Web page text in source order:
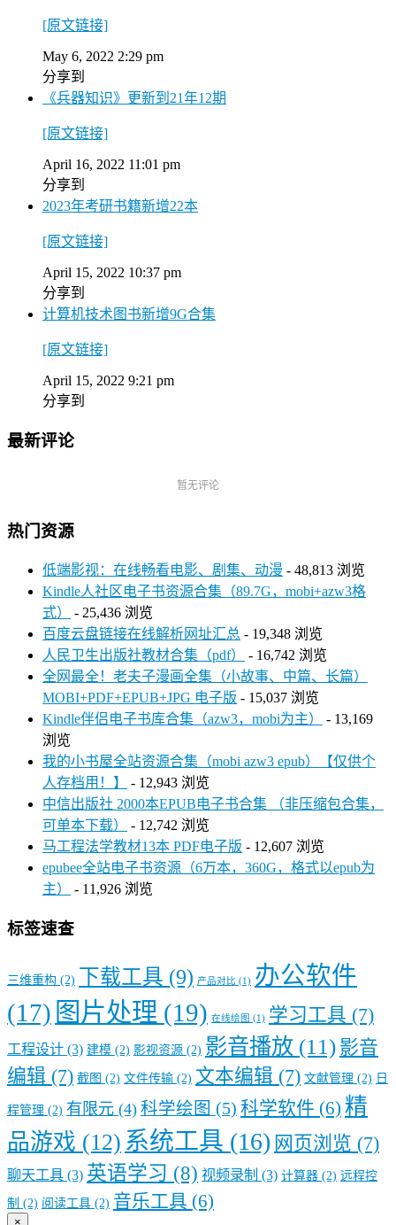
[原文链接]
May 6, 2022 2:29 pm
分享到
《兵器知识》更新到21年12期
[原文链接]
April 16, 2022 11:01 pm
分享到
2023年考研书籍新增22本
[原文链接]
April 15, 2022 10:37 pm
分享到
计算机技术图书新增9G合集
[原文链接]
April 15, 2022 9:21 pm
分享到
最新评论
暂无评论
热门资源
低端影视：在线畅看电影、剧集、动漫 - 48,813 浏览
Kindle人社区电子书资源合集（89.7G，mobi+azw3格
式）
- 25,436 浏览
百度云盘链接在线解析网址汇总 - 19,348 浏览
人民卫生出版社教材合集（pdf）
- 16,742 浏览
全网最全！老夫子漫画全集（小故事、中篇、长篇）
MOBI+PDF+EPUB+JPG 电子版 - 15,037 浏览
Kindle伴侣电子书库合集（azw3，mobi为主）
- 13,169
浏览
我的小书屋全站资源合集（mobi azw3 epub）【仅供个
人存档用！】
- 12,943 浏览
中信出版社 2000本EPUB电子书合集 （非压缩包合集，
可单本下载）
- 12,742 浏览
马工程法学教材13本 PDF电子版 - 12,607 浏览
epubee全站电子书资源（6万本，360G，格式以epub为
主）
- 11,926 浏览
标签速查
三维重构 (2) 下载工具 (9) 产品对比 (1) 办公软件
(17) 图片处理 (19) 在线绘图 (1) 学习工具 (7)
工程设计 (3) 建模 (2) 影视资源 (2) 影音播放 (11) 影音
编辑 (7) 截图 (2) 文件传输 (2) 文本编辑 (7) 文献管理 (2) 日
程管理 (2) 有限元 (4) 科学绘图 (5) 科学软件 (6) 精
品游戏 (12) 系统工具 (16) 网页浏览 (7)
聊天工具 (3) 英语学习 (8) 视频录制 (3) 计算器 (2) 远程控
制 (2) 阅读工具 (2) 音乐工具 (6)
×